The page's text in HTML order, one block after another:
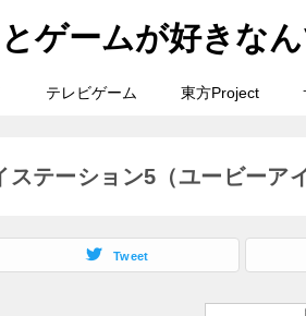
ゲームが好きな
テレビゲーム 東方Project
ステーション5（ユービーア
Tweet